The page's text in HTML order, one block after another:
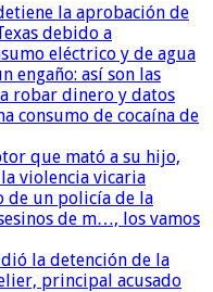
la aprobación de
debido a
eléctrico y de agua
engaño: así son las
robar dinero y datos
consumo de cocaína de
que mató a su hijo,
violencia vicaria
de un policía de la
de m…, los vamos
la detención de la
principal acusado